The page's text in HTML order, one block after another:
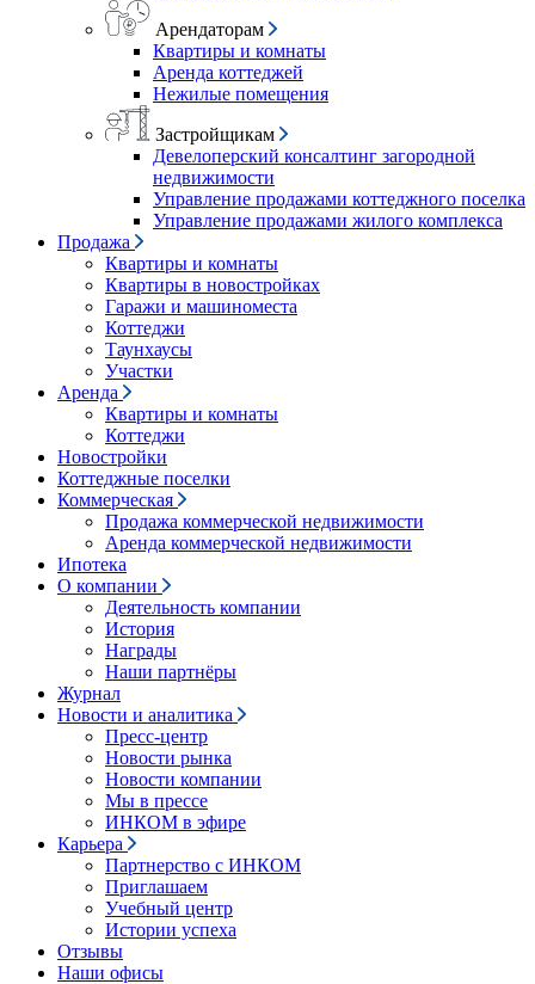
Арендаторам
Квартиры и комнаты
Аренда коттеджей
Нежилые помещения
Застройщикам
Девелоперский консалтинг загородной
недвижимости
Управление продажами коттеджного поселка
Управление продажами жилого комплекса
Продажа
Квартиры и комнаты
Квартиры в новостройках
Гаражи и машиноместа
Коттеджи
Таунхаусы
Участки
Аренда
Квартиры и комнаты
Коттеджи
Новостройки
Коттеджные поселки
Коммерческая
Продажа коммерческой недвижимости
Аренда коммерческой недвижимости
Ипотека
О компании
Деятельность компании
История
Награды
Наши партнёры
Журнал
Новости и аналитика
Пресс-центр
Новости рынка
Новости компании
Мы в прессе
ИНКОМ в эфире
Карьера
Партнерство с ИНКОМ
Приглашаем
Учебный центр
Истории успеха
Отзывы
Наши офисы